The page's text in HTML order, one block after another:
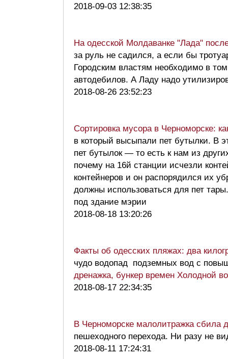
2018-09-03 12:38:35
На одесской Молдаванке "Лада"
за руль не садился, а если бы
Городским властям необходимо в
автодебилов. А Ладу надо
2018-08-26 23:52:23
Сортировка мусора в Черноморске:
в который высыпали пет бутылки. В
пет бутылок — то есть к нам из
почему на 16й станции исчезли
контейнеров и он распорядился их
должны использоваться для пет
под здание мэрии
2018-08-18 13:20:26
Факты об одесских пляжах: два
чудо водопад подземных вод с
дренажка, бункер времен Холодной
2018-08-17 22:34:35
В Черноморске малолитражка сбила
пешеходного перехода. Ни разу не
2018-08-11 17:24:31